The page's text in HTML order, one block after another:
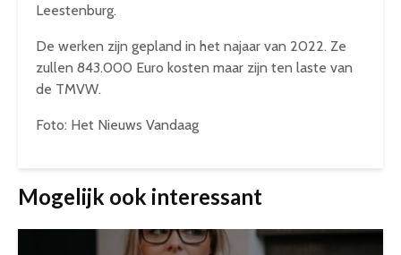
Leestenburg.
De werken zijn gepland in het najaar van 2022. Ze
zullen 843.000 Euro kosten maar zijn ten laste van
de TMVW.
Foto: Het Nieuws Vandaag
Mogelijk ook interessant